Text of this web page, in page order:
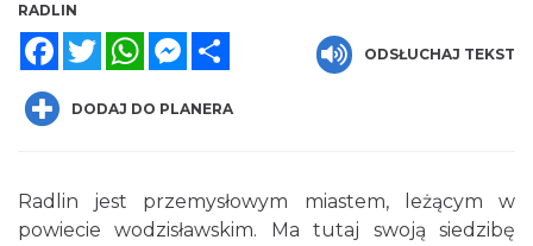
RADLIN
FacebookTwitterWhatsAppMessenger
ODSŁUCHAJ TEKST
DODAJ DO PLANERA
Radlin jest przemysłowym miastem, leżącym w
powiecie wodzisławskim. Ma tutaj swoją siedzibę